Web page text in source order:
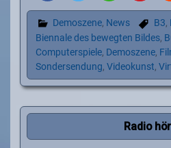
Demoszene, News B3,
Biennale des bewegten Bildes,
Computerspiele, Demoszene,
Sondersendung, Videokunst,
Radio